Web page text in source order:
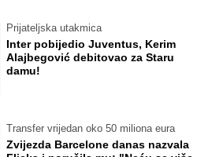
Prijateljska utakmica
Inter pobijedio Juventus, Kerim
Alajbegović debitovao za Staru
damu!
Transfer vrijedan oko 50 miliona eura
Zvijezda Barcelone danas nazvala